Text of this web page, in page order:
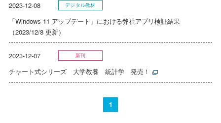
2023-12-08 デジタル教材
「Windows 11 アップデート」における弊社アプリ検証結果
（2023/12/8 更新）
2023-12-07 新刊
チャート式シリーズ 大学教養 統計学 発売！
1